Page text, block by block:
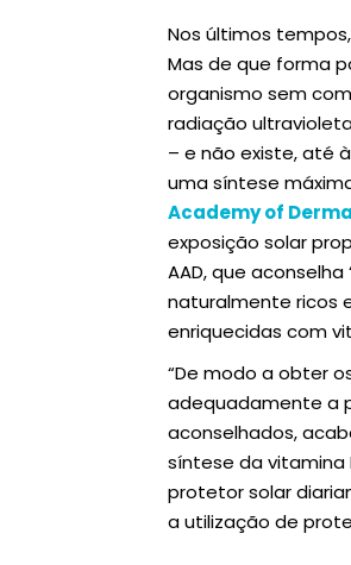
Nos últimos
Mas de que forma
organismo sem
radiação
– e não existe, até
uma síntese
Academy of
exposição solar
AAD, que
naturalmente ricos
enriquecidas com
“De modo a obter
adequadamente a
aconselhados,
síntese da vitamina
protetor solar
a utilização de